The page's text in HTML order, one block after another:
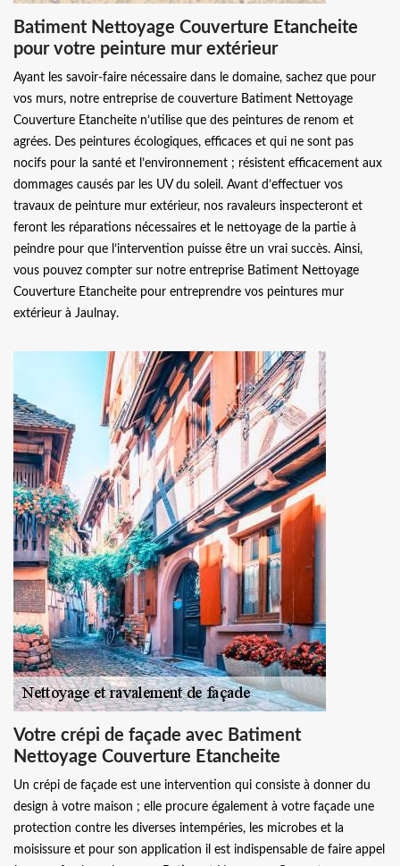
Batiment Nettoyage Couverture Etancheite
pour votre peinture mur extérieur
Ayant les savoir-faire nécessaire dans le domaine, sachez que pour
vos murs, notre entreprise de couverture Batiment Nettoyage
Couverture Etancheite n’utilise que des peintures de renom et
agrées. Des peintures écologiques, efficaces et qui ne sont pas
nocifs pour la santé et l’environnement ; résistent efficacement aux
dommages causés par les UV du soleil. Avant d’effectuer vos
travaux de peinture mur extérieur, nos ravaleurs inspecteront et
feront les réparations nécessaires et le nettoyage de la partie à
peindre pour que l’intervention puisse être un vrai succès. Ainsi,
vous pouvez compter sur notre entreprise Batiment Nettoyage
Couverture Etancheite pour entreprendre vos peintures mur
extérieur à Jaulnay.
Votre crépi de façade avec Batiment
Nettoyage Couverture Etancheite
Un crépi de façade est une intervention qui consiste à donner du
design à votre maison ; elle procure également à votre façade une
protection contre les diverses intempéries, les microbes et la
moisissure et pour son application il est indispensable de faire appel